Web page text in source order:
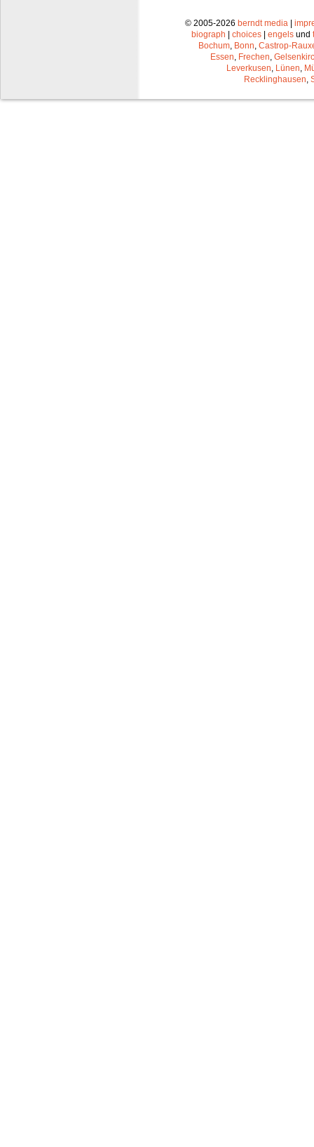
© 2005-2026 berndt media|
biograph
choices engels und
Bochum, Bonn, Castrop-
Essen, Frechen,
Leverkusen, Lünen,
Recklinghausen,